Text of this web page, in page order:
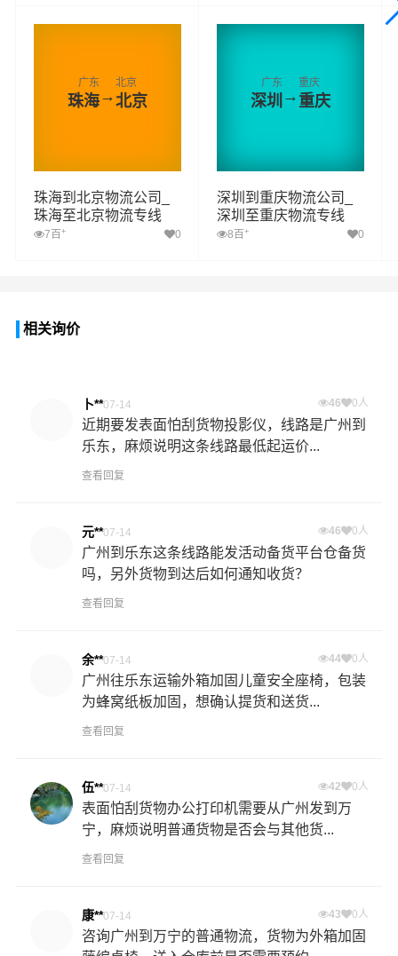
广东
珠海→
北京
北京
珠海到北京物流公司_
珠海至北京物流专线
7百 + 0
广东
深圳→
重庆
重庆
深圳到重庆物流公司_
深圳至重庆物流专线
8百 + 0
相关询价
卜**07-14 46 0人
近期要发表面怕刮货物投影仪，线路是广州到
乐东，麻烦说明这条线路最低起运价...
查看回复
元**07-14 46 0人
广州到乐东这条线路能发活动备货平台仓备货
吗，另外货物到达后如何通知收货？
查看回复
余**07-14 44 0人
广州往乐东运输外箱加固儿童安全座椅，包装
为蜂窝纸板加固，想确认提货和送货...
查看回复
伍**07-14 42 0人
表面怕刮货物办公打印机需要从广州发到万
宁，麻烦说明普通货物是否会与其他货...
查看回复
康**07-14 43 0人
咨询广州到万宁的普通物流，货物为外箱加固